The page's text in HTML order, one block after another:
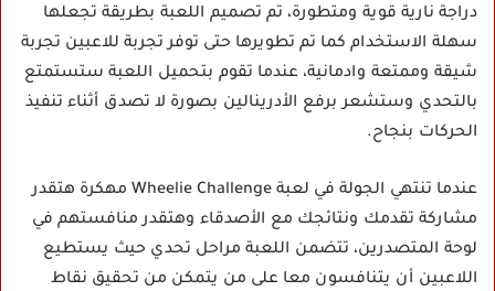
دراجة نارية قوية ومتطورة، تم تصميم اللعبة بطريقة تجعلها
سهلة الاستخدام كما تم تطويرها حتى توفر تجربة للاعبين تجربة
شيقة وممتعة وادمانية، عندما تقوم بتحميل اللعبة ستستمتع
بالتحدي وستشعر برفع الأدرينالين بصورة لا تصدق أثناء تنفيذ
الحركات بنجاح.
عندما تنتهي الجولة في لعبة Wheelie Challenge مهكرة هتقدر
مشاركة تقدمك ونتائجك مع الأصدقاء وهتقدر منافستهم في
لوحة المتصدرين، تتضمن اللعبة مراحل تحدي حيث يستطيع
اللاعبين أن يتنافسون معا على من يتمكن من تحقيق نقاط